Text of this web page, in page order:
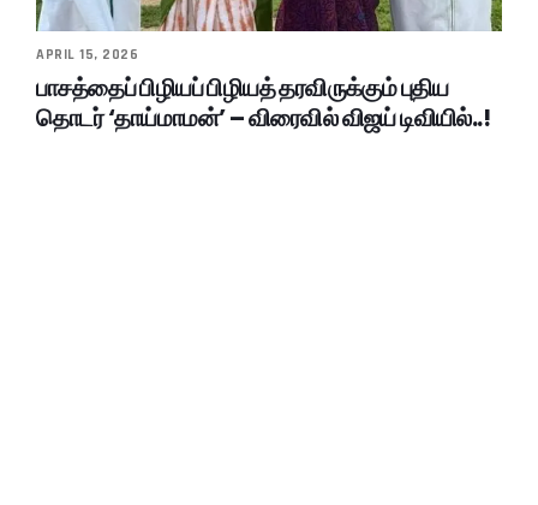
APRIL 15, 2026
பாசத்தைப் பிழியப் பிழியத் தரவிருக்கும் புதிய
தொடர் ‘தாய்மாமன்’ – விரைவில் விஜய் டிவியில்..!